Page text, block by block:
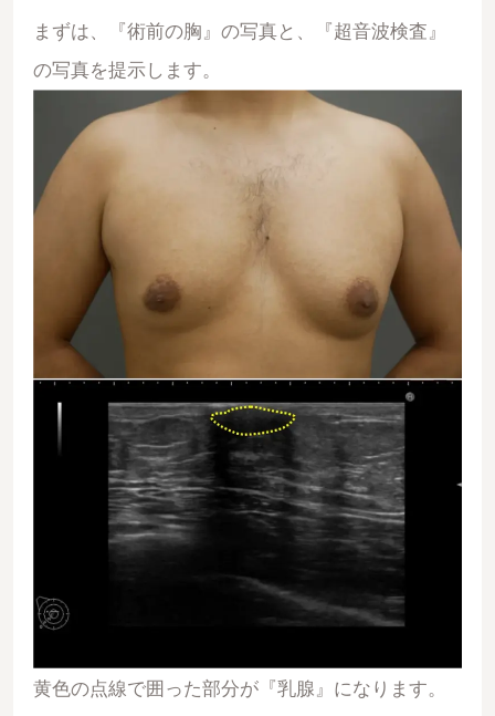
まずは、『術前の胸』の写真と、『超音波検査』
の写真を提示します。
黄色の点線で囲った部分が『乳腺』になります。